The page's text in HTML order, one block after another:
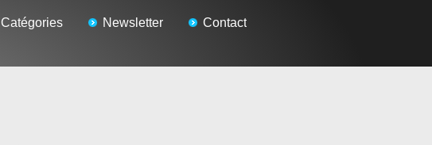
Catégories Newsletter Contact